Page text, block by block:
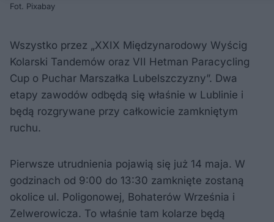
Fot. Pixabay
Wszystko przez „XXIX Międzynarodowy Wyścig
Kolarski Tandemów oraz VII Hetman Paracycling
Cup o Puchar Marszałka Lubelszczyzny”. Dwa
etapy zawodów odbędą się właśnie w Lublinie i
będą rozgrywane przy całkowicie zamkniętym
ruchu.
Pierwsze utrudnienia pojawią się już 14 maja. W
godzinach od 9:00 do 13:30 zamknięte zostaną
okolice ul. Poligonowej, Bohaterów Września i
Zelwerowicza. To właśnie tam kolarze będą